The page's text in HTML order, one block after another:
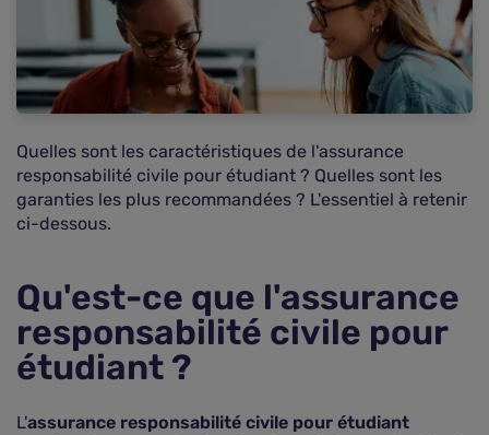
Assurance responsabilité civile étudiant : quelle
couverture ?
Quelles garanties complémentaires sont
recommandées ?
Comment obtenir une attestation de
Vos questions fréquemment posées
Quelles sont les caractéristiques de l'assurance
responsabilité civile pour étudiant ? Quelles sont les
garanties les plus recommandées ? L'essentiel à retenir
ci-dessous.
Qu'est-ce que l'assurance
responsabilité civile pour
étudiant ?
L'assurance responsabilité civile pour étudiant